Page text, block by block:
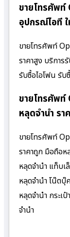
ขายโทรศัพท์
อุปกรณ์ไอที
ขายโทรศัพท์
ราคาสูง บริกา
รับซื้อไอโฟน รั
ขายโทรศัพท์
หลุดจำนำ รา
ขายโทรศัพท์
ราคาถูก มือถือห
หลุดจำนำ แท็บเ
หลุดจำนำ โน๊ตบุ๊
หลุดจำนำ กระ
จำนำ